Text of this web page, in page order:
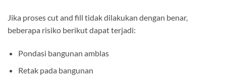
Jika proses cut and fill tidak dilakukan dengan benar,
beberapa risiko berikut dapat terjadi:
Pondasi bangunan amblas
Retak pada bangunan